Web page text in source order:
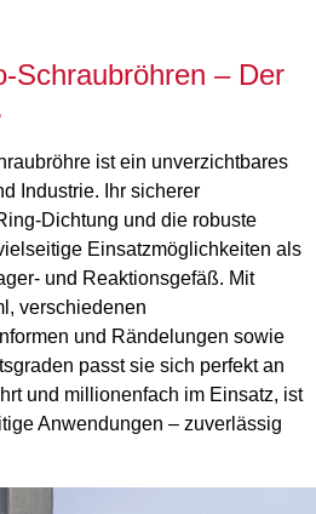
Schraubröhren – Der
ist ein unverzichtbares
Industrie. Ihr sicherer
Dichtung und die robuste
Einsatzmöglichkeiten als
und Reaktionsgefäß. Mit
verschiedenen
und Rändelungen sowie
passt sie sich perfekt an
und millionenfach im Einsatz, ist
Anwendungen – zuverlässig